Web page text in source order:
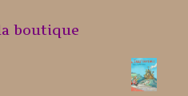
boutique